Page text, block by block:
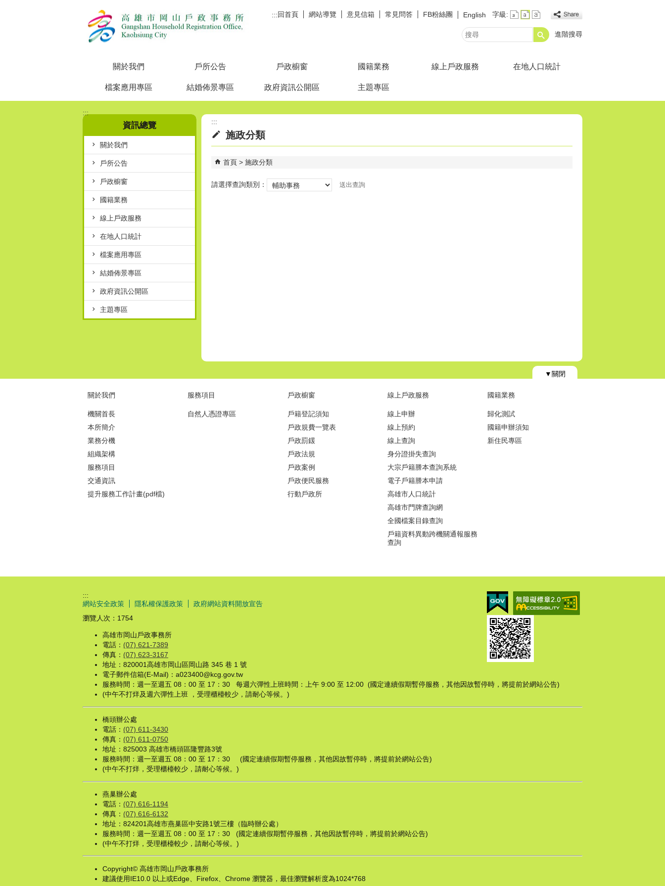
:::回首頁 網站導覽 意見信箱 常見問答 FB粉絲團 English 字級:
搜
進階搜尋
關於我們 戶所公告 戶政櫥窗 國籍業務 線上戶政服務 在地人口統計
檔案應用專區 結婚佈景專區 政府資訊公開區 主題專區
:::
資訊總覽
關於我們
戶所公告
戶政櫥窗
國籍業務
線上戶政服務
在地人口統計
檔案應用專區
結婚佈景專區
政府資訊公開區
主題專區
:::
施政分類
首頁 施政分類
請選擇查詢類別：
▼關閉
關於我們
機關首長
本所簡介
業務分機
組織架構
服務項目
交通資訊
提升服務工作計畫(pdf檔)
服務項目
自然人憑證專區
戶政櫥窗
戶籍登記須知
戶政規費一覽表
戶政罰鍰
戶政法規
戶政案例
戶政便民服務
行動戶政所
線上戶政服務
線上申辦
線上預約
線上查詢
身分證掛失查詢
大宗戶籍謄本查詢系統
電子戶籍謄本申請
高雄市人口統計
高雄市門牌查詢網
全國檔案目錄查詢
戶籍資料異動跨機關通報服務
查詢
國籍業務
歸化測試
國籍申辦須知
新住民專區
:::
網站安全政策
隱私權保護政策
政府網站資料開放宣告
瀏覽人次： 1754
高雄市岡山戶政事務所
電話： (07) 621-7389
傳真： (07) 623-3167
地址：820001高雄市岡山區岡山路 345 巷 1 號
電子郵件信箱(E-Mail)：a023400@kcg.gov.tw
服務時間：週一至週五 08：00 至 17：30 每週六彈性上班時間：上午 9:00 至 12:00 (國定連續假期暫停服務，其他因故暫停時，將提前於網站公告)
(中午不打烊及週六彈性上班 ，受理櫃檯較少，請耐心等候。)
橋頭辦公處
電話： (07) 611-3430
傳真： (07) 611-0750
地址：825003 高雄市橋頭區隆豐路3號
服務時間：週一至週五 08：00 至 17：30 (國定連續假期暫停服務，其他因故暫停時，將提前於網站公告)
(中午不打烊，受理櫃檯較少，請耐心等候。)
燕巢辦公處
電話： (07) 616-1194
傳真： (07) 616-6132
地址：824201高雄市燕巢區中安路1號三樓（臨時辦公處）
服務時間：週一至週五 08：00 至 17：30 (國定連續假期暫停服務，其他因故暫停時，將提前於網站公告)
(中午不打烊，受理櫃檯較少，請耐心等候。)
Copyright© 高雄市岡山戶政事務所
建議使用IE10.0 以上或Edge、Firefox、Chrome 瀏覽器，最佳瀏覽解析度為1024*768